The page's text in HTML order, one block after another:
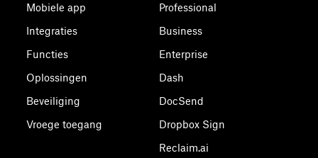
Mobiele app
Integraties
Functies
Oplossingen
Beveiliging
Vroege toegang
Professional
Business
Enterprise
Dash
DocSend
Dropbox Sign
Reclaim.ai